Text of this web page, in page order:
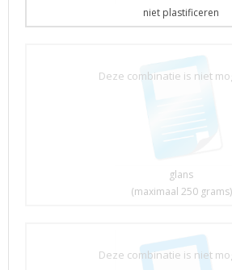
niet plastificeren
glans
(maximaal 250 grams)
Deze combinatie is niet
Deze combinatie is niet